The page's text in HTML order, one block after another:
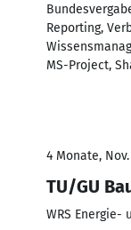
Reporting,
MS-Project,
4 Monate,
TU/GU
WRS Energie-